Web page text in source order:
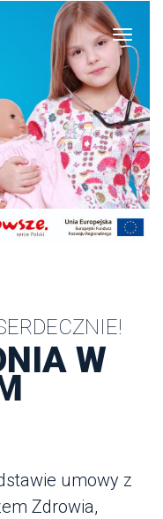
W
umowy z
Zdrowia,